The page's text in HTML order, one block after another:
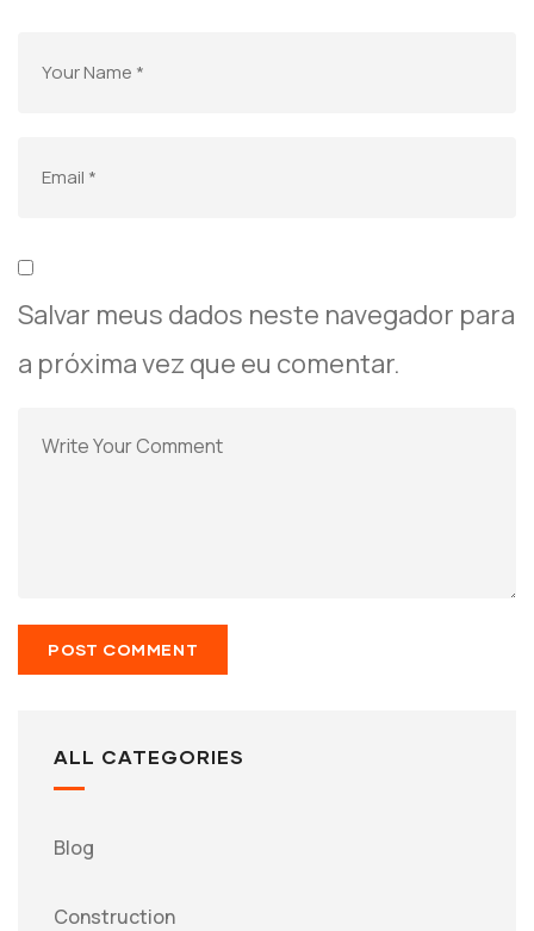
Salvar meus dados neste navegador para
a próxima vez que eu comentar.
ALL CATEGORIES
Blog
Construction